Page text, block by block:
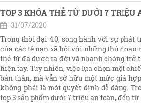
TOP 3 KHÓA THẺ TỪ DƯỚI 7 TRIỆU
31/07/2020
Trong thời đại 4.0, song hành với sự phát
của các tệ nạn xã hội với những thủ
thẻ từ đã được ra đời và nhanh chóng trở
hiện tay. Tuy nhiên, việc lựa chọn một
bản thân, mà vẫn sở hữu một mức giá
không phải là một quyết định dễ dàng.
top 3 sản phẩm dưới 7 triệu an toàn, đến